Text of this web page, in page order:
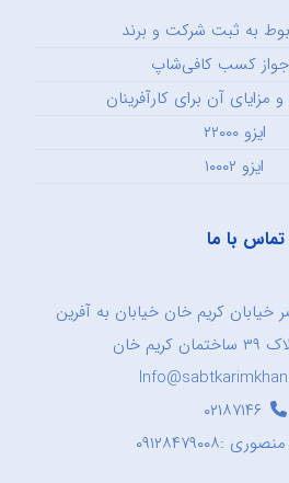
به ثبت شرکت و برند
کسب کافی‌شاپ
آن برای کارآفرینان
ایزو ۲۲۰۰۰
ایزو ۱۰۰۰۲
تماس با ما
خیابان کریم خان خیابان به آفرین
خان
۰۲۱۸۷۱۴۶
:۰۹۱۲۸۴۷۹۰۰۸